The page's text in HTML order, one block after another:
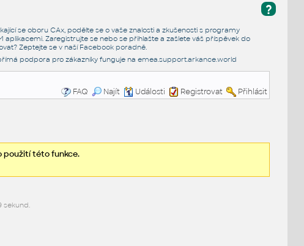
?
se oboru CAx, podělte se o vaše znalosti a zkušenosti s programy
aplikacemi. Zaregistrujte se nebo se přihlašte a zašlete váš příspěvek do
Zeptejte se v naší Facebook poradně.
podpora pro zákazníky funguje na emea.support.arkance.world
FAQ
Najít Události Registrovat Přihlásit
použití této funkce.
sekund.